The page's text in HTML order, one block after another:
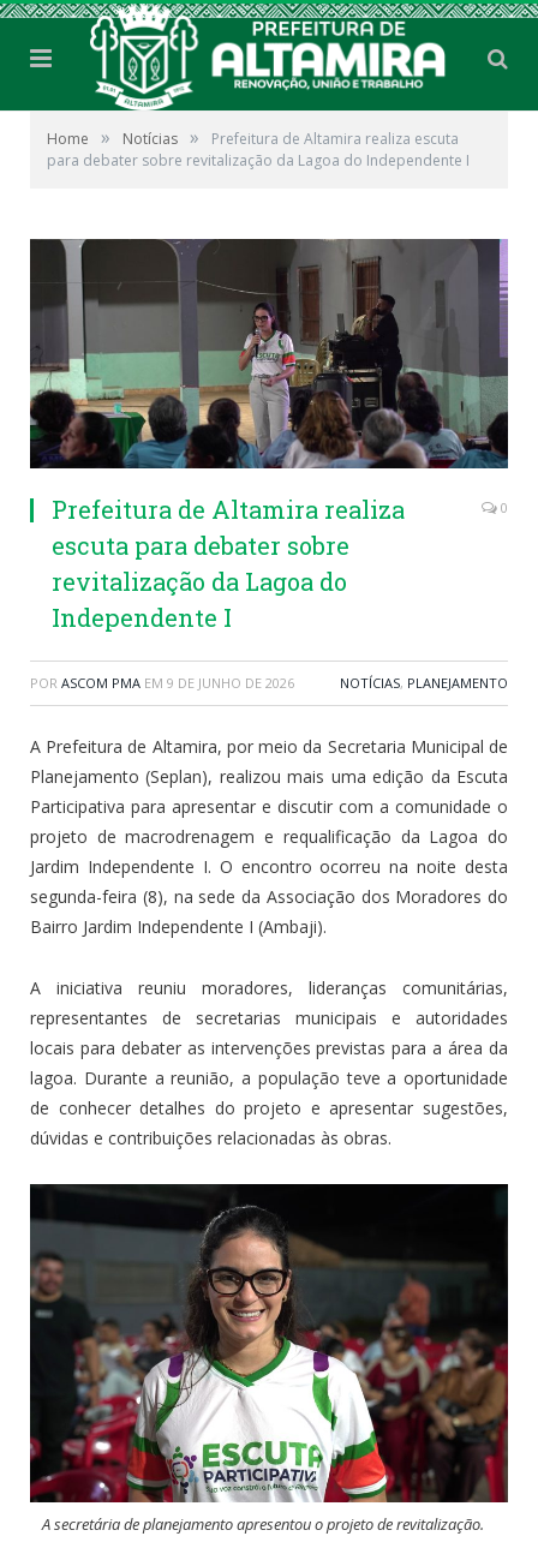
Home » Notícias »
Prefeitura de Altamira realiza escuta
para debater sobre revitalização da Lagoa do Independente I
Prefeitura de Altamira realiza
escuta para debater sobre
revitalização da Lagoa do
Independente I
0
POR ASCOM PMA EM 9 DE JUNHO DE 2026 NOTÍCIAS, PLANEJAMENTO
A Prefeitura de Altamira, por meio da Secretaria Municipal de
Planejamento (Seplan), realizou mais uma edição da Escuta
Participativa para apresentar e discutir com a comunidade o
projeto de macrodrenagem e requalificação da Lagoa do
Jardim Independente I. O encontro ocorreu na noite desta
segunda-feira (8), na sede da Associação dos Moradores do
Bairro Jardim Independente I (Ambaji).
A iniciativa reuniu moradores, lideranças comunitárias,
representantes de secretarias municipais e autoridades
locais para debater as intervenções previstas para a área da
lagoa. Durante a reunião, a população teve a oportunidade
de conhecer detalhes do projeto e apresentar sugestões,
dúvidas e contribuições relacionadas às obras.
A secretária de planejamento apresentou o projeto de revitalização.